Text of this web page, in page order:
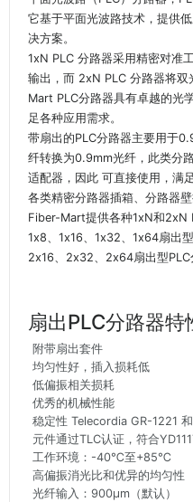
它基于平面光波路技术，提供
决方案。
1xN PLC 分路器采用精密对准
输出，而 2xN PLC 分路器将
Mart PLC分路器具有卓越的光
足各种应用需求。
带扇出的PLC分路器主要用于
纤转换为0.9mm光纤，此类分
适配器，因此 可直接使用，满
各类精密分路器插箱、分路器壁
Fiber-Mart提供各种1xN和2xN
1x8、1x16、1x32、1x64扇出
2x16、2x32、2x64扇出型PLC
扇出PLC分路器特
附带扇出套件
均匀性好，插入损耗低
低偏振相关损耗
优秀的机械性能
稳定性 Telecordia GR-1221
元件通过TLC认证，符合
工作环境：-40℃至+85℃
高偏振消光比和优异的均匀性
光纤输入：900μm（默认）